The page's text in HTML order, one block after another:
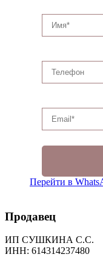
Перейти в
Продавец
ИП СУШКИНА С.С.
ИНН: 614314237480